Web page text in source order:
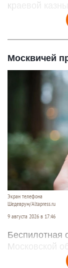
краевой
Москвичей
Экран телефона
Шедеврум/Altapress.ru
9 августа 2026 в 17:46
Беспилотная
Московской